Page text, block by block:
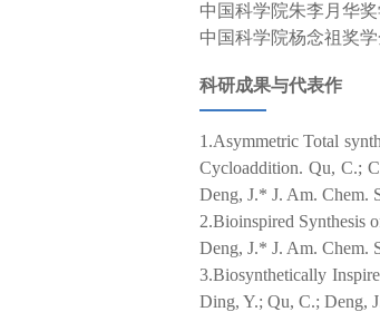
中国科学院朱李月华奖
中国科学院杨念祖奖学
科研成果与代表作
1.Asymmetric Total
Cycloaddition. Qu, C.;
Deng, J.* J. Am. Chem.
2.Bioinspired Synthesis
Deng, J.* J. Am. Chem.
3.Biosynthetically
Ding, Y.; Qu, C.; Deng,